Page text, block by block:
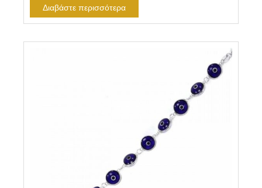
Διαβάστε περισσότερα